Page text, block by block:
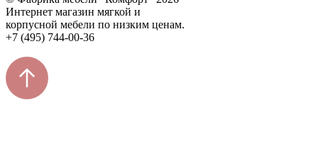
Интернет магазин мягкой и
корпусной мебели по низким ценам.
+7 (495) 744-00-36